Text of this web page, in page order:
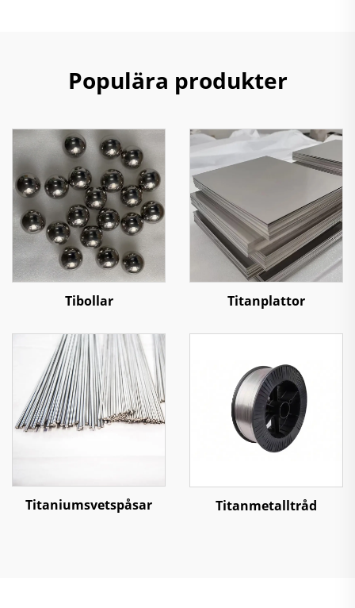
Populära produkter
Tibollar Titanplattor
Titaniumsvetspåsar Titanmetalltråd